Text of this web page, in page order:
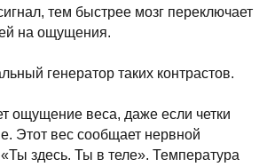
тем быстрее мозг переключает
на ощущения.
генератор таких контрастов.
ощущение веса, даже если четки
Этот вес сообщает нервной
здесь. Ты в теле». Температура